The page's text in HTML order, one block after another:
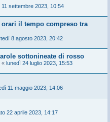
11 settembre 2023, 10:54
orari il tempo compreso tra
8 agosto 2023, 20:42
sottonineate di rosso
« lunedì 24 luglio 2023, 15:53
11 maggio 2023, 14:06
22 aprile 2023, 14:17